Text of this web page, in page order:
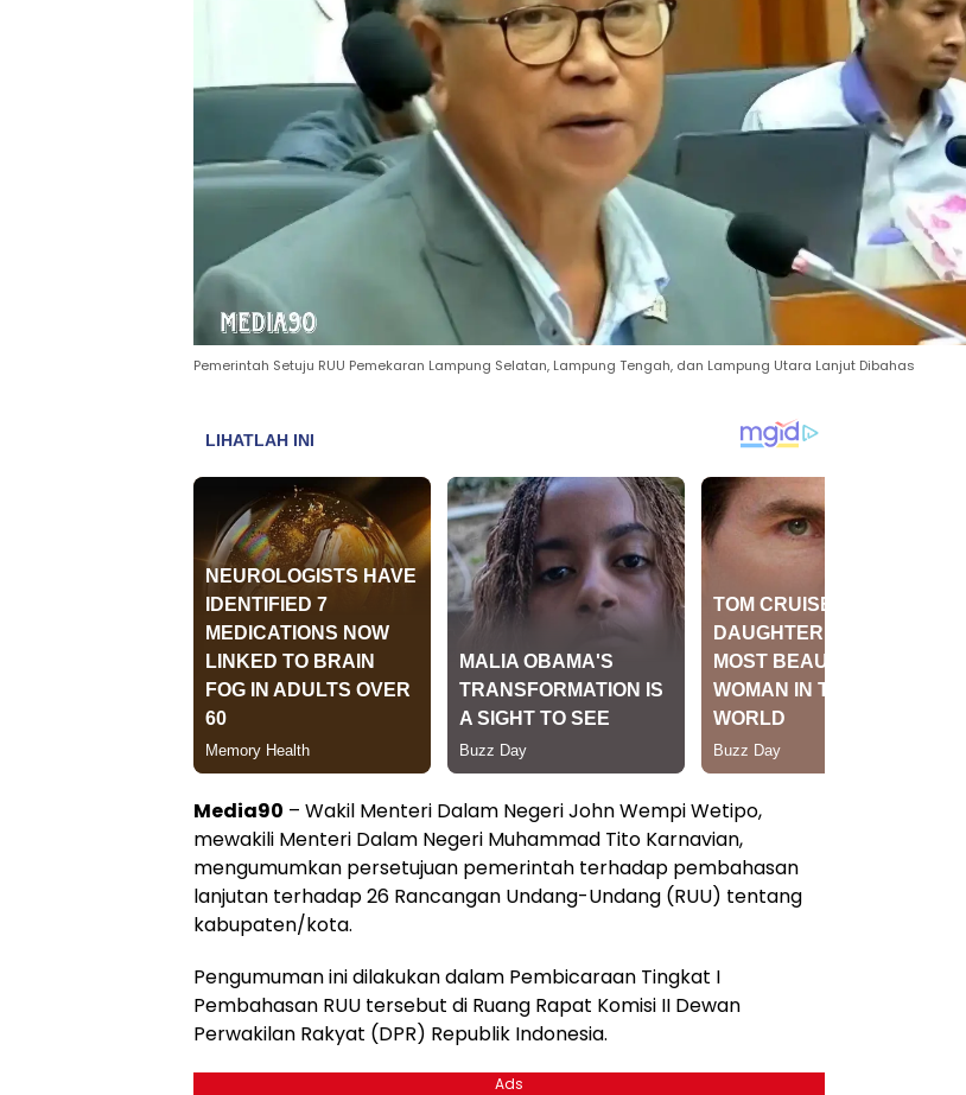
Pemerintah Setuju RUU Pemekaran Lampung Selatan, Lampung Tengah, dan Lampung Utara Lanjut Dibahas
Media90 – Wakil Menteri Dalam Negeri John Wempi Wetipo,
mewakili Menteri Dalam Negeri Muhammad Tito Karnavian,
mengumumkan persetujuan pemerintah terhadap pembahasan
lanjutan terhadap 26 Rancangan Undang-Undang (RUU) tentang
kabupaten/kota.
Pengumuman ini dilakukan dalam Pembicaraan Tingkat I
Pembahasan RUU tersebut di Ruang Rapat Komisi II Dewan
Perwakilan Rakyat (DPR) Republik Indonesia.
Ads